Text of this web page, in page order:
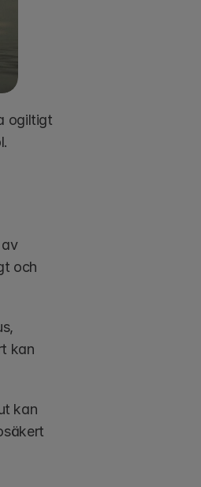
ogiltigt
och
kan
kan